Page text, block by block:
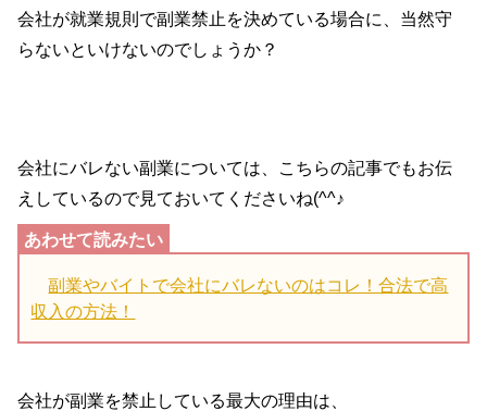
会社が就業規則で副業禁止を決めている場合に、当然守
らないといけないのでしょうか？
会社にバレない副業については、こちらの記事でもお伝
えしているので見ておいてくださいね(^^♪
副業やバイトで会社にバレないのはコレ！合法で高
収入の方法！
会社が副業を禁止している最大の理由は、